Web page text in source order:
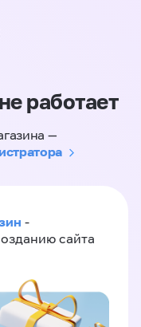
работает
—
-
сайта